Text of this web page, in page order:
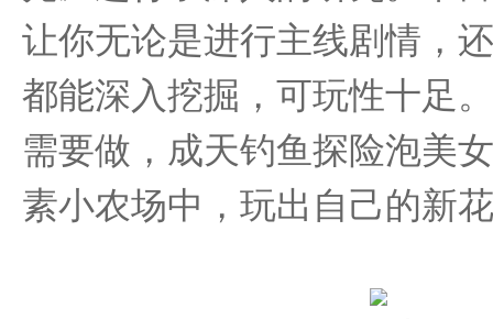
让你无论是进行主线剧情，
都能深入挖掘，可玩性十足
需要做，成天钓鱼探险泡美
素小农场中，玩出自己的新